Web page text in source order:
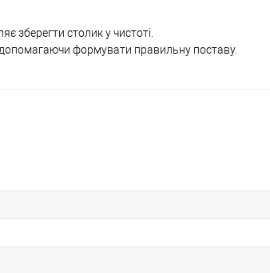
зберегти столик у чистоті.
формувати правильну поставу.